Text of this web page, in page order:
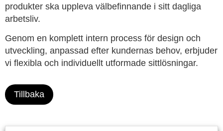
produkter ska uppleva välbefinnande i sitt dagliga
arbetsliv.
Genom en komplett intern process för design och
utveckling, anpassad efter kundernas behov, erbjuder
vi flexibla och individuellt utformade sittlösningar.
Tillbaka